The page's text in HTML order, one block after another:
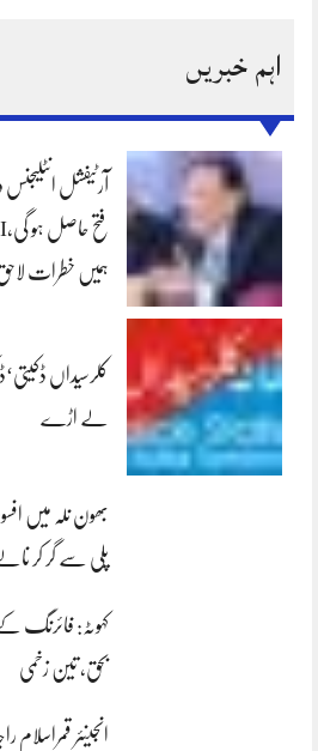
اہم خبریں
آرٹیفشل
ہمیں خطرات لاحق
لے اڑے
بھون نلہ میں
پلی سے گر کر
کہوٹہ: فائرنگ
بحق، تین زخمی
انجینئر قمراسلام